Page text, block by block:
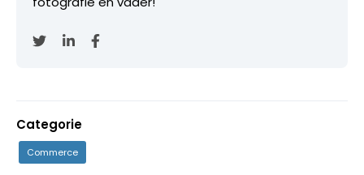
Categorie
Commerce